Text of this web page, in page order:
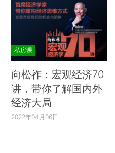
私房课
向松祚：宏观经济70
讲，带你了解国内外
经济大局
2022年04月06日